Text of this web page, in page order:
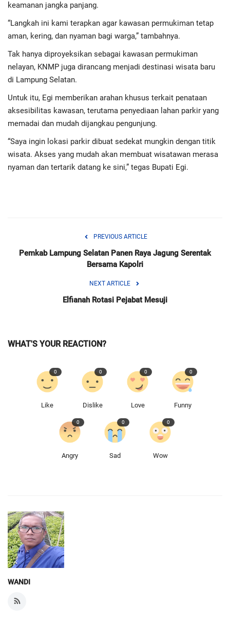
keamanan jangka panjang.
“Langkah ini kami terapkan agar kawasan permukiman tetap
aman, kering, dan nyaman bagi warga,” tambahnya.
Tak hanya diproyeksikan sebagai kawasan permukiman
nelayan, KNMP juga dirancang menjadi destinasi wisata baru
di Lampung Selatan.
Untuk itu, Egi memberikan arahan khusus terkait penataan
aksesibilitas kawasan, terutama penyediaan lahan parkir yang
memadai dan mudah dijangkau pengunjung.
“Saya ingin lokasi parkir dibuat sedekat mungkin dengan titik
wisata. Akses yang mudah akan membuat wisatawan merasa
nyaman dan tertarik datang ke sini,” tegas Bupati Egi.
PREVIOUS ARTICLE
Pemkab Lampung Selatan Panen Raya Jagung Serentak
Bersama Kapolri
NEXT ARTICLE
Elfianah Rotasi Pejabat Mesuji
WHAT'S YOUR REACTION?
Like
0
Dislike
0
Love
0
Funny
0
Angry
0
Sad
0
Wow
0
WANDI